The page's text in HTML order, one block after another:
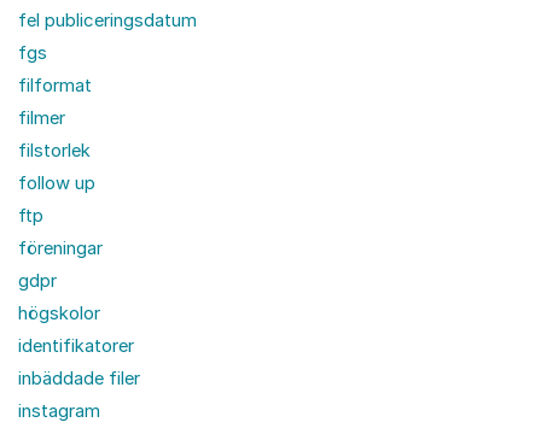
fel publiceringsdatum
fgs
filformat
filmer
filstorlek
follow up
ftp
föreningar
gdpr
högskolor
identifikatorer
inbäddade filer
instagram